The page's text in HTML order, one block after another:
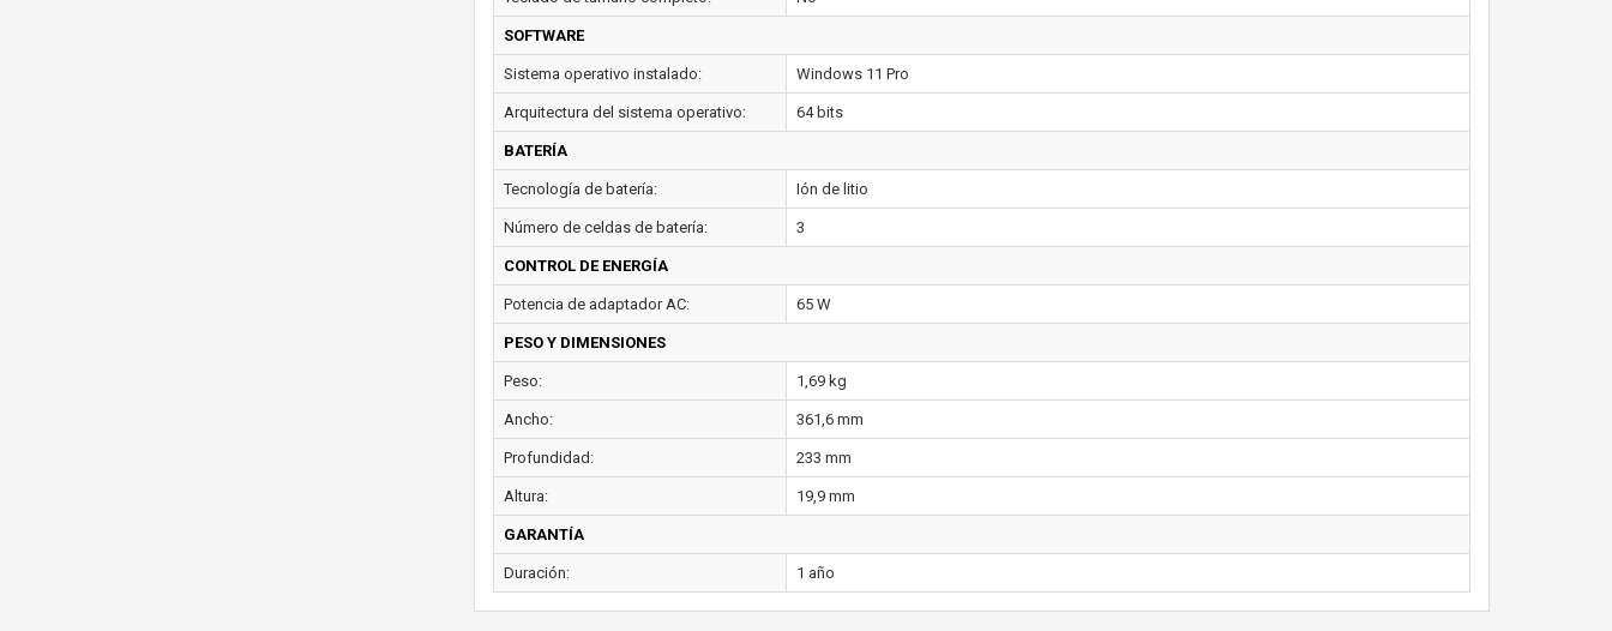
SOFTWARE
Sistema operativo instalado: Windows 11 Pro
Arquitectura del sistema operativo: 64 bits
BATERÍA
Tecnología de batería: Ión de litio
Número de celdas de batería: 3
CONTROL DE ENERGÍA
Potencia de adaptador AC: 65 W
PESO Y DIMENSIONES
Peso: 1,69 kg
Ancho: 361,6 mm
Profundidad: 233 mm
Altura: 19,9 mm
GARANTÍA
Duración: 1 año